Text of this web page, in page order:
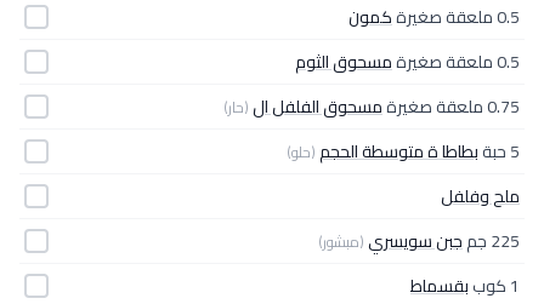
0.5 ملعقة صغيرة
كمون
0.5 ملعقة صغيرة
مسحوق الثوم
0.75 ملعقة صغيرة
مسحوق الفلفل ال(حار)
5 حبة بطاطا ة متوسطة الحجم(حلو)
ملح وفلفل
225 جم
جبن سويسري(مبشور)
1 كوب
بقسماط